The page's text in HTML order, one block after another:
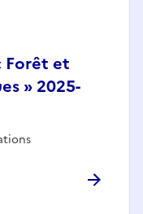
Forêt et
» 2025-